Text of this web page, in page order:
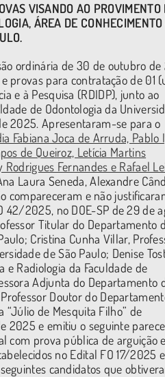
VISANDO AO PROVIMENTO
ÁREA DE CONHECIMENTO
ordinária de 30 de outubro
provas para contratação de 01
e à Pesquisa (RDIDP), junto ao
de Odontologia da
2025. Apresentaram-se para o
Fabiana Joca de Arruda, Pablo
de Queiroz, Letícia Martins
Rodrigues Fernandes e Rafael
Laura Seneda, Alexandre
compareceram e não
42/2025, no DOE-SP de 29 de
Titular do Departamento
Cristina Cunha Villar,
de São Paulo; Denise
e Radiologia da Faculdade de
Adjunta do Departamento
Doutor do
“Júlio de Mesquita Filho” de
2025 e emitiu o seguinte
com prova pública de arguição
no Edital FO 17/2025
candidatos que